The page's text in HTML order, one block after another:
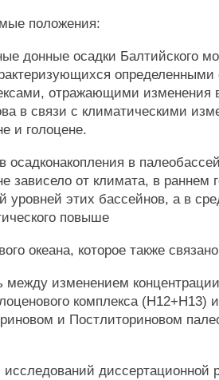
положения:
донные осадки Балтийского
определенными
отражающими изменения
в связи с климатическими
и голоцене.
осадконакопления в
зависело от климата, в раннем
уровней этих бассейнов, а в
повыше
океана, которое также
между изменением
комплекса (Н12+Н13)
и Постлиториновом
исследований диссертационной